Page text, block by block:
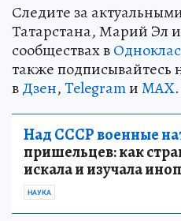
Следите за
Татарстана, Марий Эл
сообществах в
также подписывайтесь
вДзен,TelegramиMAX.
Над СССР военные
пришельцев: как
искала и изучала
НАУКА